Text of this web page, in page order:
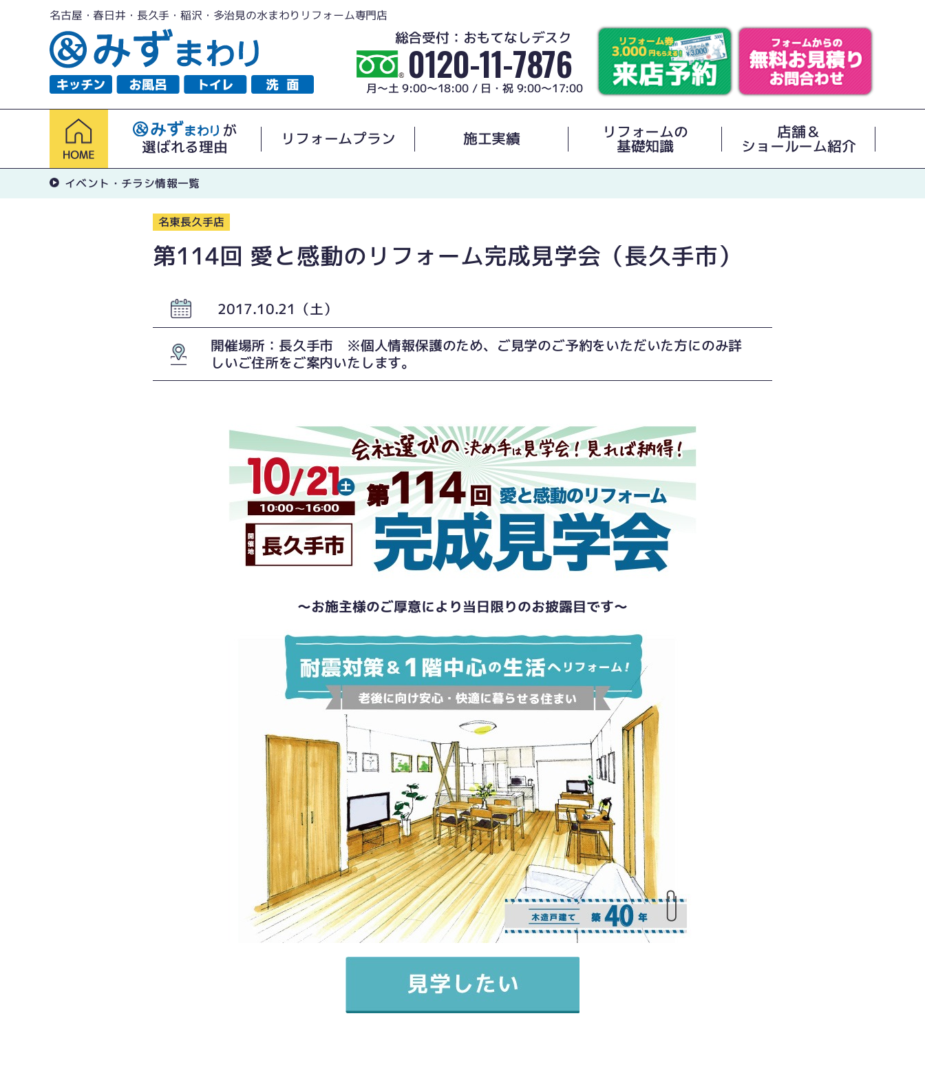
名古屋・春日井・長久手・稲沢・多治見の水まわりリフォーム専門店
総合受付：おもてなしデスク
0120-11-7876
月～土 9:00～18:00 / 日・祝 9:00～17:00
が
選ばれる理由
リフォームプラン 施工実績 リフォームの
基礎知識
店舗＆
ショールーム紹介
イベント・チラシ情報一覧
名東長久手店
第114回 愛と感動のリフォーム完成見学会（長久手市）
2017.10.21（土）
開催場所：長久手市 ※個人情報保護のため、ご見学のご予約をいただいた方にのみ詳
しいご住所をご案内いたします。
～お施主様のご厚意により当日限りのお披露目です～